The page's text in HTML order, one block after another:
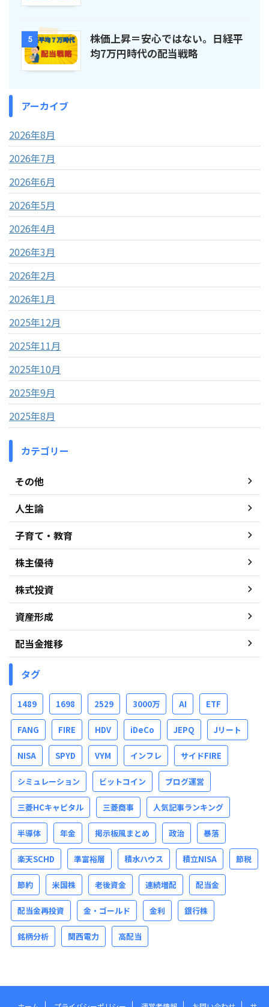
5
株価上昇＝安心ではない。日経平
均7万円時代の配当戦略
アーカイブ
2026年8月
2026年7月
2026年6月
2026年5月
2026年4月
2026年3月
2026年2月
2026年1月
2025年12月
2025年11月
2025年10月
2025年9月
2025年8月
カテゴリー
その他
人生論
子育て・教育
株主優待
株式投資
資産形成
配当金推移
タグ
1489 1698 2529 3000万 AI ETF
FANG FIRE HDV iDeCo JEPQ Jリート
NISA SPYD VYM インフレ サイドFIRE
シミュレーション ビットコイン ブログ運営
三菱HCキャピタル 三菱商事 人気記事ランキング
半導体 年金 掲示板風まとめ 政治 暴落
楽天SCHD 準富裕層 積水ハウス 積立NISA 節税
節約 米国株 老後資金 連続増配 配当金
配当金再投資 金・ゴールド 金利 銀行株
銘柄分析 関西電力 高配当